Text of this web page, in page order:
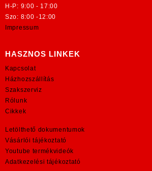
H-P: 9:00 - 17:00
Szo: 8:00 -12:00
Impressum
HASZNOS LINKEK
Kapcsolat
Házhozszállítás
Szakszerviz
Rólunk
Cikkek
Letölthető dokumentumok
Vásárlói tájékoztató
Youtube termékvideók
Adatkezelési tájékoztató